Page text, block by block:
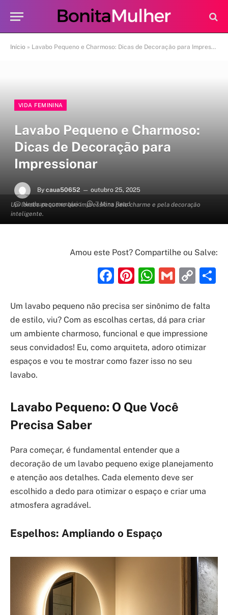
Início » Lavabo Pequeno e Charmoso: Dicas de Decoração para Impressionar
Um lavabo pequeno que impressiona pelo charme e pela decoração
inteligente.
VIDA FEMININA
Lavabo Pequeno e Charmoso:
Dicas de Decoração para
Impressionar
By caua50652
outubro 25, 2025
Nenhum comentário
7 Mins Read
Amou este Post? Compartilhe ou Salve:
Facebook
Pinterest
Gmail
Um lavabo pequeno não precisa ser sinônimo de falta
de estilo, viu? Com as escolhas certas, dá para criar
um ambiente charmoso, funcional e que impressione
seus convidados! Eu, como arquiteta, adoro otimizar
espaços e vou te mostrar como fazer isso no seu
lavabo.
Lavabo Pequeno: O Que Você
Precisa Saber
Para começar, é fundamental entender que a
decoração de um lavabo pequeno exige planejamento
e atenção aos detalhes. Cada elemento deve ser
escolhido a dedo para otimizar o espaço e criar uma
atmosfera agradável.
Espelhos: Ampliando o Espaço